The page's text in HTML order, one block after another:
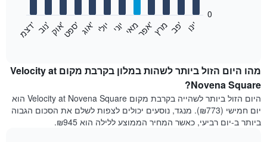
מחיר
הממוצע
של
חדר
בכל
חודש
י
נ
ו
' פ
ב​​​​​​​
' מרץא
פ
ר
' מאי יוני יולי א
ו
ג
' ס
פ
ט
' א
ו
ק
' נ
ו
ב
' ד
צ
מ
'
0
מהו היום הזול ביותר לשהות במלון בקרבת מקום Velocity at
Novena Square?
היום הזול ביותר לשהייה בקרבת מקום Velocity at Novena Square הוא
יום חמישי (₪773). מנגד, נוסעים יכולים לצפות לשלם את הסכום הגבוה
ביותר ב-יום רביעי, כאשר המחיר הממוצע ללילה הוא ₪945.